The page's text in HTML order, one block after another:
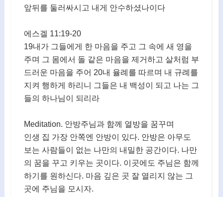
앞뒤를 둘러싸시고 내게 안수하셨나이다
에스겔 11:19-20
19내가 그들에게 한 마음을 주고 그 속에 새 영을
주며 그 몸에서 돌 같은 마음을 제거하고 살처럼 부
드러운 마음을 주어 20내 율례를 따르며 내 규례를
지켜 행하게 하리니 그들은 내 백성이 되고 나는 그
들의 하나님이 되리라
Meditation. 안방주님과 함께 열방을 꿈꾸며
인생 집 가장 안쪽엔 안방이 있다. 안방은 아무도
보는 사람들이 없는 나만의 내밀한 공간이다. 나만
의 꿈을 꾸고 키우는 곳이다. 이곳에도 주님은 함께
하기를 원하신다. 마음 깊은 곳 잘 열리지 않는 그
곳에 주님을 모시자.